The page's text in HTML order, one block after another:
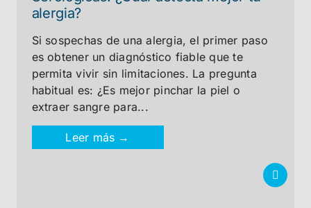
alergia?
Si sospechas de una alergia, el primer paso
es obtener un diagnóstico fiable que te
permita vivir sin limitaciones. La pregunta
habitual es: ¿Es mejor pinchar la piel o
extraer sangre para...
Leer más →